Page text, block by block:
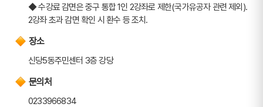
◆ 수강료 감면은 중구 통합 1인 2강좌로 제한(국가유공자 관련 제외).
2강좌 초과 감면 확인 시 환수 등 조치.
장소
신당5동주민센터 3층 강당
문의처
0233966834